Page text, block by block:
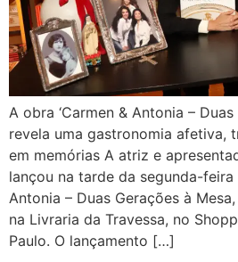
A obra ‘Carmen & Antonia – Duas
revela uma gastronomia afetiva,
em memórias A atriz e
lançou na tarde da segunda-
Antonia – Duas Gerações à
na Livraria da Travessa, no
Paulo. O lançamento […]